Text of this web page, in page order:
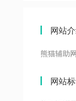
网站
熊猫辅助
网站